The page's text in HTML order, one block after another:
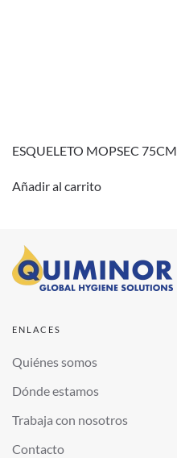
ESQUELETO MOPSEC 75CM
Añadir al carrito
ENLACES
Quiénes somos
Dónde estamos
Trabaja con nosotros
Contacto